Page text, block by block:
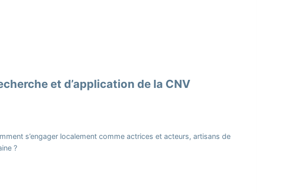
et d’application de la CNV
s’engager localement comme actrices et acteurs, artisans de
?